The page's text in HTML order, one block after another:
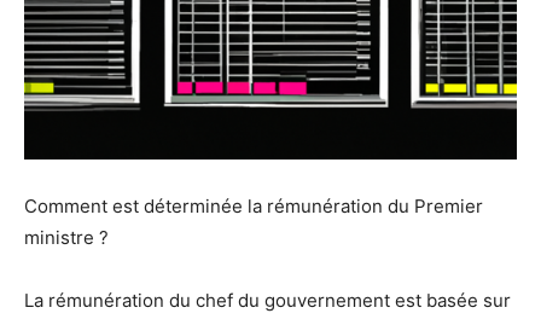
Comment est déterminée la rémunération du Premier
ministre ?
La rémunération du chef du gouvernement est basée sur